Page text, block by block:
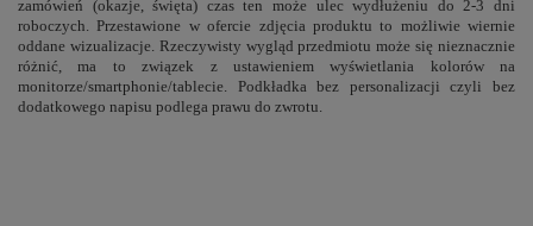
zamówień (okazje, święta) czas ten może ulec wydłużeniu do 2-3 dni
roboczych. Przestawione w ofercie zdjęcia produktu to możliwie wiernie
oddane wizualizacje. Rzeczywisty wygląd przedmiotu może się nieznacznie
różnić, ma to związek z ustawieniem wyświetlania kolorów na
monitorze/smartphonie/tablecie. Podkładka bez personalizacji czyli bez
dodatkowego napisu podlega prawu do zwrotu.